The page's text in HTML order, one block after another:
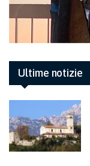
Ultime notizie